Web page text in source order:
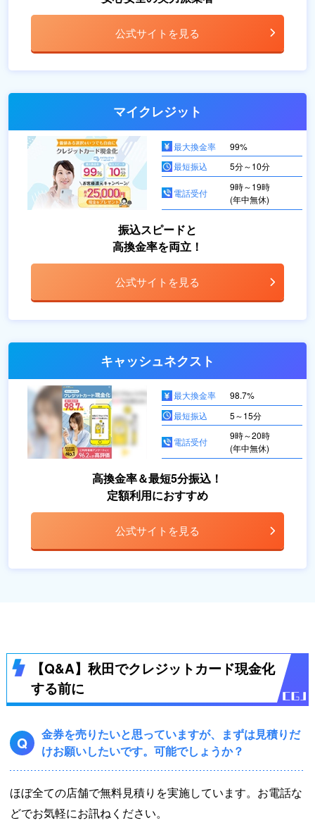
公式サイトを見る
マイクレジット
振込スピードと
高換金率を両立！
最大換金率
99%
最短振込
5分～10分
電話受付
9時～19時
(年中無休)
公式サイトを見る
キャッシュネクスト
高換金率＆最短5分振込！
定額利用におすすめ
最大換金率
98.7%
最短振込
5～15分
電話受付
9時～20時
(年中無休)
公式サイトを見る
【Q&A】秋田でクレジットカード現金化
する前に
Q
金券を売りたいと思っていますが、まずは見積りだ
けお願いしたいです。可能でしょうか？
ほぼ全ての店舗で無料見積りを実施しています。お電話な
どでお気軽にお訊ねください。